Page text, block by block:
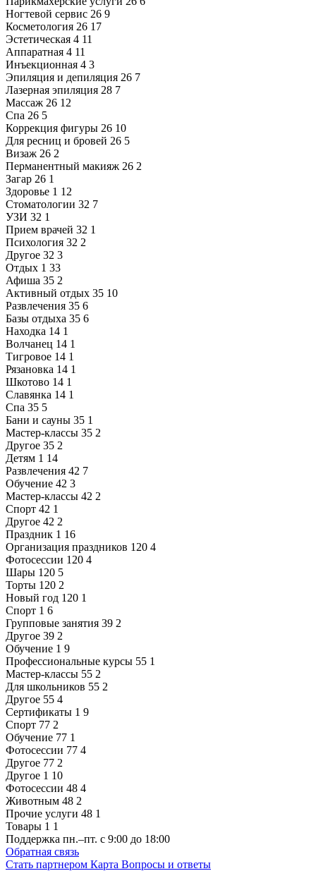
Ногтевой сервис 26 9
Косметология 26 17
Эстетическая 4 11
Аппаратная 4 11
Инъекционная 4 3
Эпиляция и депиляция 26 7
Лазерная эпиляция 28 7
Массаж 26 12
Спа 26 5
Коррекция фигуры 26 10
Для ресниц и бровей 26 5
Визаж 26 2
Перманентный макияж 26 2
Загар 26 1
Здоровье 1 12
Стоматологии 32 7
УЗИ 32 1
Прием врачей 32 1
Психология 32 2
Другое 32 3
Отдых 1 33
Афиша 35 2
Активный отдых 35 10
Развлечения 35 6
Базы отдыха 35 6
Находка 14 1
Волчанец 14 1
Тигровое 14 1
Рязановка 14 1
Шкотово 14 1
Славянка 14 1
Спа 35 5
Бани и сауны 35 1
Мастер-классы 35 2
Другое 35 2
Детям 1 14
Развлечения 42 7
Обучение 42 3
Мастер-классы 42 2
Спорт 42 1
Другое 42 2
Праздник 1 16
Организация праздников 120 4
Фотосессии 120 4
Шары 120 5
Торты 120 2
Новый год 120 1
Спорт 1 6
Групповые занятия 39 2
Другое 39 2
Обучение 1 9
Профессиональные курсы 55 1
Мастер-классы 55 2
Для школьников 55 2
Другое 55 4
Сертификаты 1 9
Спорт 77 2
Обучение 77 1
Фотосессии 77 4
Другое 77 2
Другое 1 10
Фотосессии 48 4
Животным 48 2
Прочие услуги 48 1
Товары 1 1
Поддержка пн.–пт. с 9:00 до 18:00
Обратная связь
Стать партнером Карта Вопросы и ответы